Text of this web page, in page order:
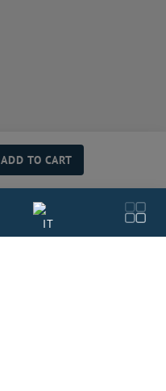
IT
ADD TO CART